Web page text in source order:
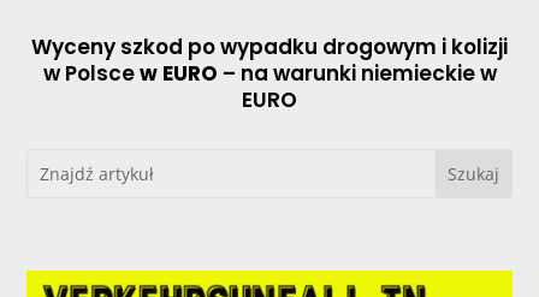
Wyceny szkod po wypadku drogowym i kolizji
w Polscew EURO – na warunki niemieckie w
EURO